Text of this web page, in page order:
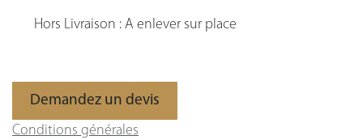
Hors Livraison : A enlever sur place
Demandez un devis
Conditions générales